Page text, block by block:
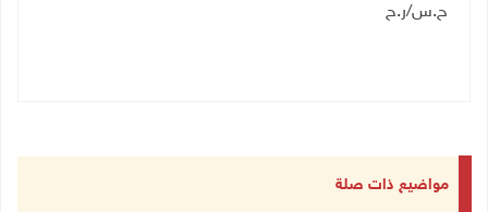
ح.س/ر.ح
مواضيع ذات صلة